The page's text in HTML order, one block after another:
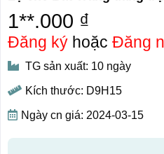
1**.000 ₫
Đăng kýhoặc Đăng
TG sản xuất: 10 ngày
Kích thước: D9H15
Ngày cn giá: 2024-03-15